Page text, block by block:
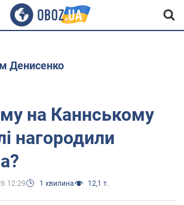
Денисенко
на Каннському
нагородили
12:29 1 хвилина 12,1 т.